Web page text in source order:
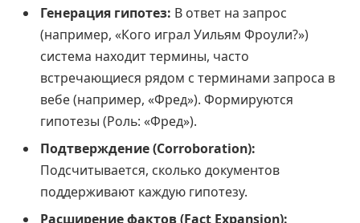
Генерация гипотез: В ответ на запрос
(например, «Кого играл Уильям Фроули?»)
система находит термины, часто
встречающиеся рядом с терминами запроса в
вебе (например, «Фред»). Формируются
гипотезы (Роль: «Фред»).
Подтверждение (Corroboration):
Подсчитывается, сколько документов
поддерживают каждую гипотезу.
Расширение фактов (Fact Expansion):